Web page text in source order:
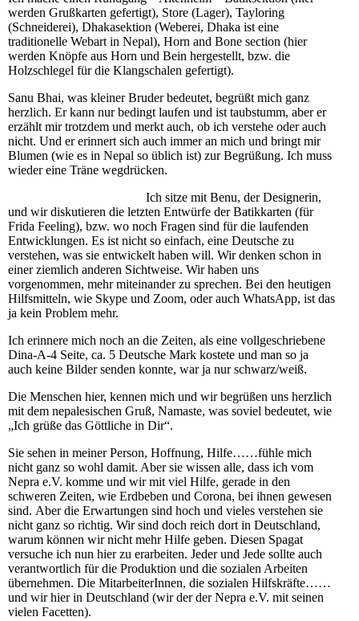
werden Grußkarten gefertigt), Store (Lager), Tayloring
(Schneiderei), Dhakasektion (Weberei, Dhaka ist eine
traditionelle Webart in Nepal), Horn and Bone section (hier
werden Knöpfe aus Horn und Bein hergestellt, bzw. die
Holzschlegel für die Klangschalen gefertigt).
Sanu Bhai, was kleiner Bruder bedeutet, begrüßt mich ganz
herzlich. Er kann nur bedingt laufen und ist taubstumm, aber er
erzählt mir trotzdem und merkt auch, ob ich verstehe oder auch
nicht. Und er erinnert sich auch immer an mich und bringt mir
Blumen (wie es in Nepal so üblich ist) zur Begrüßung. Ich muss
wieder eine Träne wegdrücken.
Ich sitze mit Benu, der Designerin,
und wir diskutieren die letzten Entwürfe der Batikkarten (für
Frida Feeling), bzw. wo noch Fragen sind für die laufenden
Entwicklungen. Es ist nicht so einfach, eine Deutsche zu
verstehen, was sie entwickelt haben will. Wir denken schon in
einer ziemlich anderen Sichtweise. Wir haben uns
vorgenommen, mehr miteinander zu sprechen. Bei den heutigen
Hilfsmitteln, wie Skype und Zoom, oder auch WhatsApp, ist das
ja kein Problem mehr.
Ich erinnere mich noch an die Zeiten, als eine vollgeschriebene
Dina-A-4 Seite, ca. 5 Deutsche Mark kostete und man so ja
auch keine Bilder senden konnte, war ja nur schwarz/weiß.
Die Menschen hier, kennen mich und wir begrüßen uns herzlich
mit dem nepalesischen Gruß, Namaste, was soviel bedeutet, wie
„Ich grüße das Göttliche in Dir“.
Sie sehen in meiner Person, Hoffnung, Hilfe……fühle mich
nicht ganz so wohl damit. Aber sie wissen alle, dass ich vom
Nepra e.V. komme und wir mit viel Hilfe, gerade in den
schweren Zeiten, wie Erdbeben und Corona, bei ihnen gewesen
sind. Aber die Erwartungen sind hoch und vieles verstehen sie
nicht ganz so richtig. Wir sind doch reich dort in Deutschland,
warum können wir nicht mehr Hilfe geben. Diesen Spagat
versuche ich nun hier zu erarbeiten. Jeder und Jede sollte auch
verantwortlich für die Produktion und die sozialen Arbeiten
übernehmen. Die MitarbeiterInnen, die sozialen Hilfskräfte……
und wir hier in Deutschland (wir der der Nepra e.V. mit seinen
vielen Facetten).